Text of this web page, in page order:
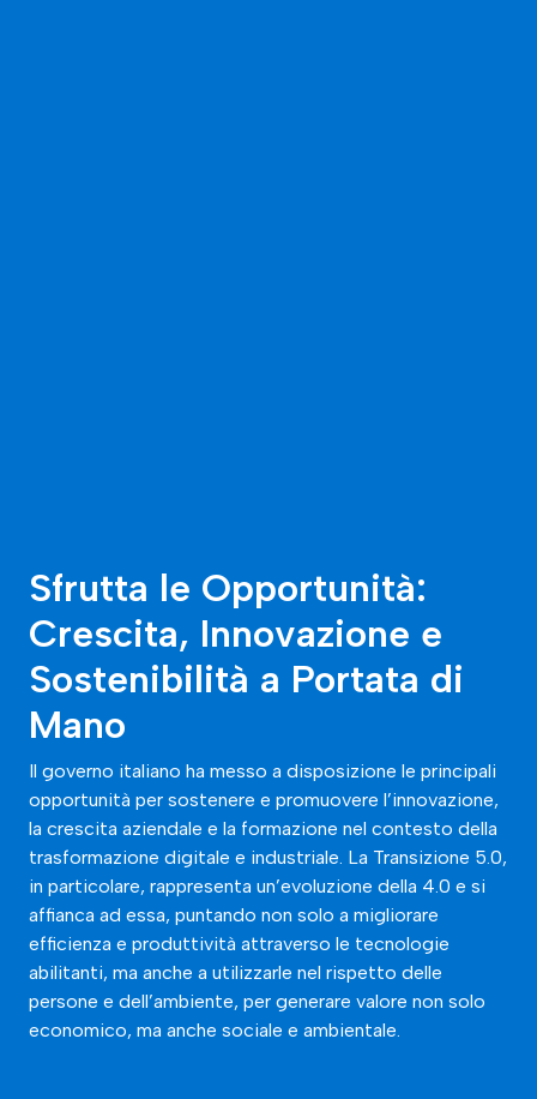
Sfrutta le Opportunità:
Crescita, Innovazione e
Sostenibilità a Portata di
Mano
Il governo italiano ha messo a disposizione le principali
opportunità per sostenere e promuovere l’innovazione,
la crescita aziendale e la formazione nel contesto della
trasformazione digitale e industriale. La Transizione 5.0,
in particolare, rappresenta un’evoluzione della 4.0 e si
affianca ad essa, puntando non solo a migliorare
efficienza e produttività attraverso le tecnologie
abilitanti, ma anche a utilizzarle nel rispetto delle
persone e dell’ambiente, per generare valore non solo
economico, ma anche sociale e ambientale.